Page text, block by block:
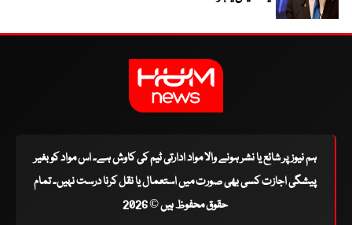
ہم نیوز پر شائع یا نشر ہونے والا مواد ادارتی ٹیم کی کاوش ہے۔ اس مواد کو بغیر
پیشگی اجازت کسی بھی صورت میں استعمال یا نقل کرنا درست نہیں۔ تمام
حقوق محفوظ ہیں © 2026